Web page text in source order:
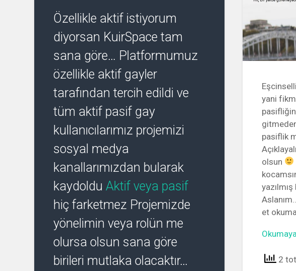
Özellikle aktif istiyorum
diyorsan KuirSpace tam
sana göre… Platformumuz
özellikle aktif gayler
tarafından tercih edildi ve
tüm aktif pasif gay
kullanıcılarımız projemizi
sosyal medya
kanallarımızdan bularak
kaydolduAktif veya pasif
hiç farketmez Projemizde
yönelimin veya rolün me
olursa olsun sana göre
birileri mutlaka olacaktır…
yani
pasiflik
olsun
et
2